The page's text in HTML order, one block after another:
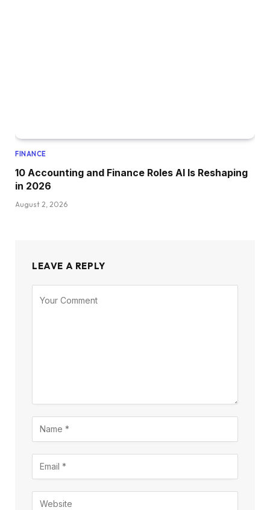
FINANCE
10 Accounting and Finance Roles AI Is Reshaping
in 2026
August 2, 2026
LEAVE A REPLY